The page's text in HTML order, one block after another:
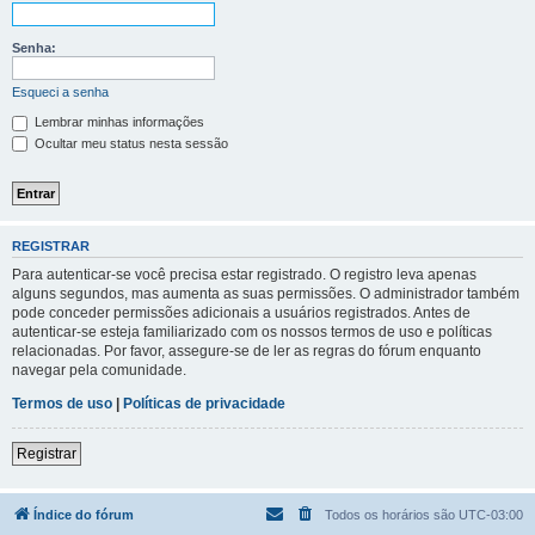
Senha:
Esqueci a senha
Lembrar minhas informações
Ocultar meu status nesta sessão
REGISTRAR
Para autenticar-se você precisa estar registrado. O registro leva apenas
alguns segundos, mas aumenta as suas permissões. O administrador também
pode conceder permissões adicionais a usuários registrados. Antes de
autenticar-se esteja familiarizado com os nossos termos de uso e políticas
relacionadas. Por favor, assegure-se de ler as regras do fórum enquanto
navegar pela comunidade.
Termos de uso | Políticas de privacidade
Registrar
Índice do fórum Todos os horários são UTC-03:00